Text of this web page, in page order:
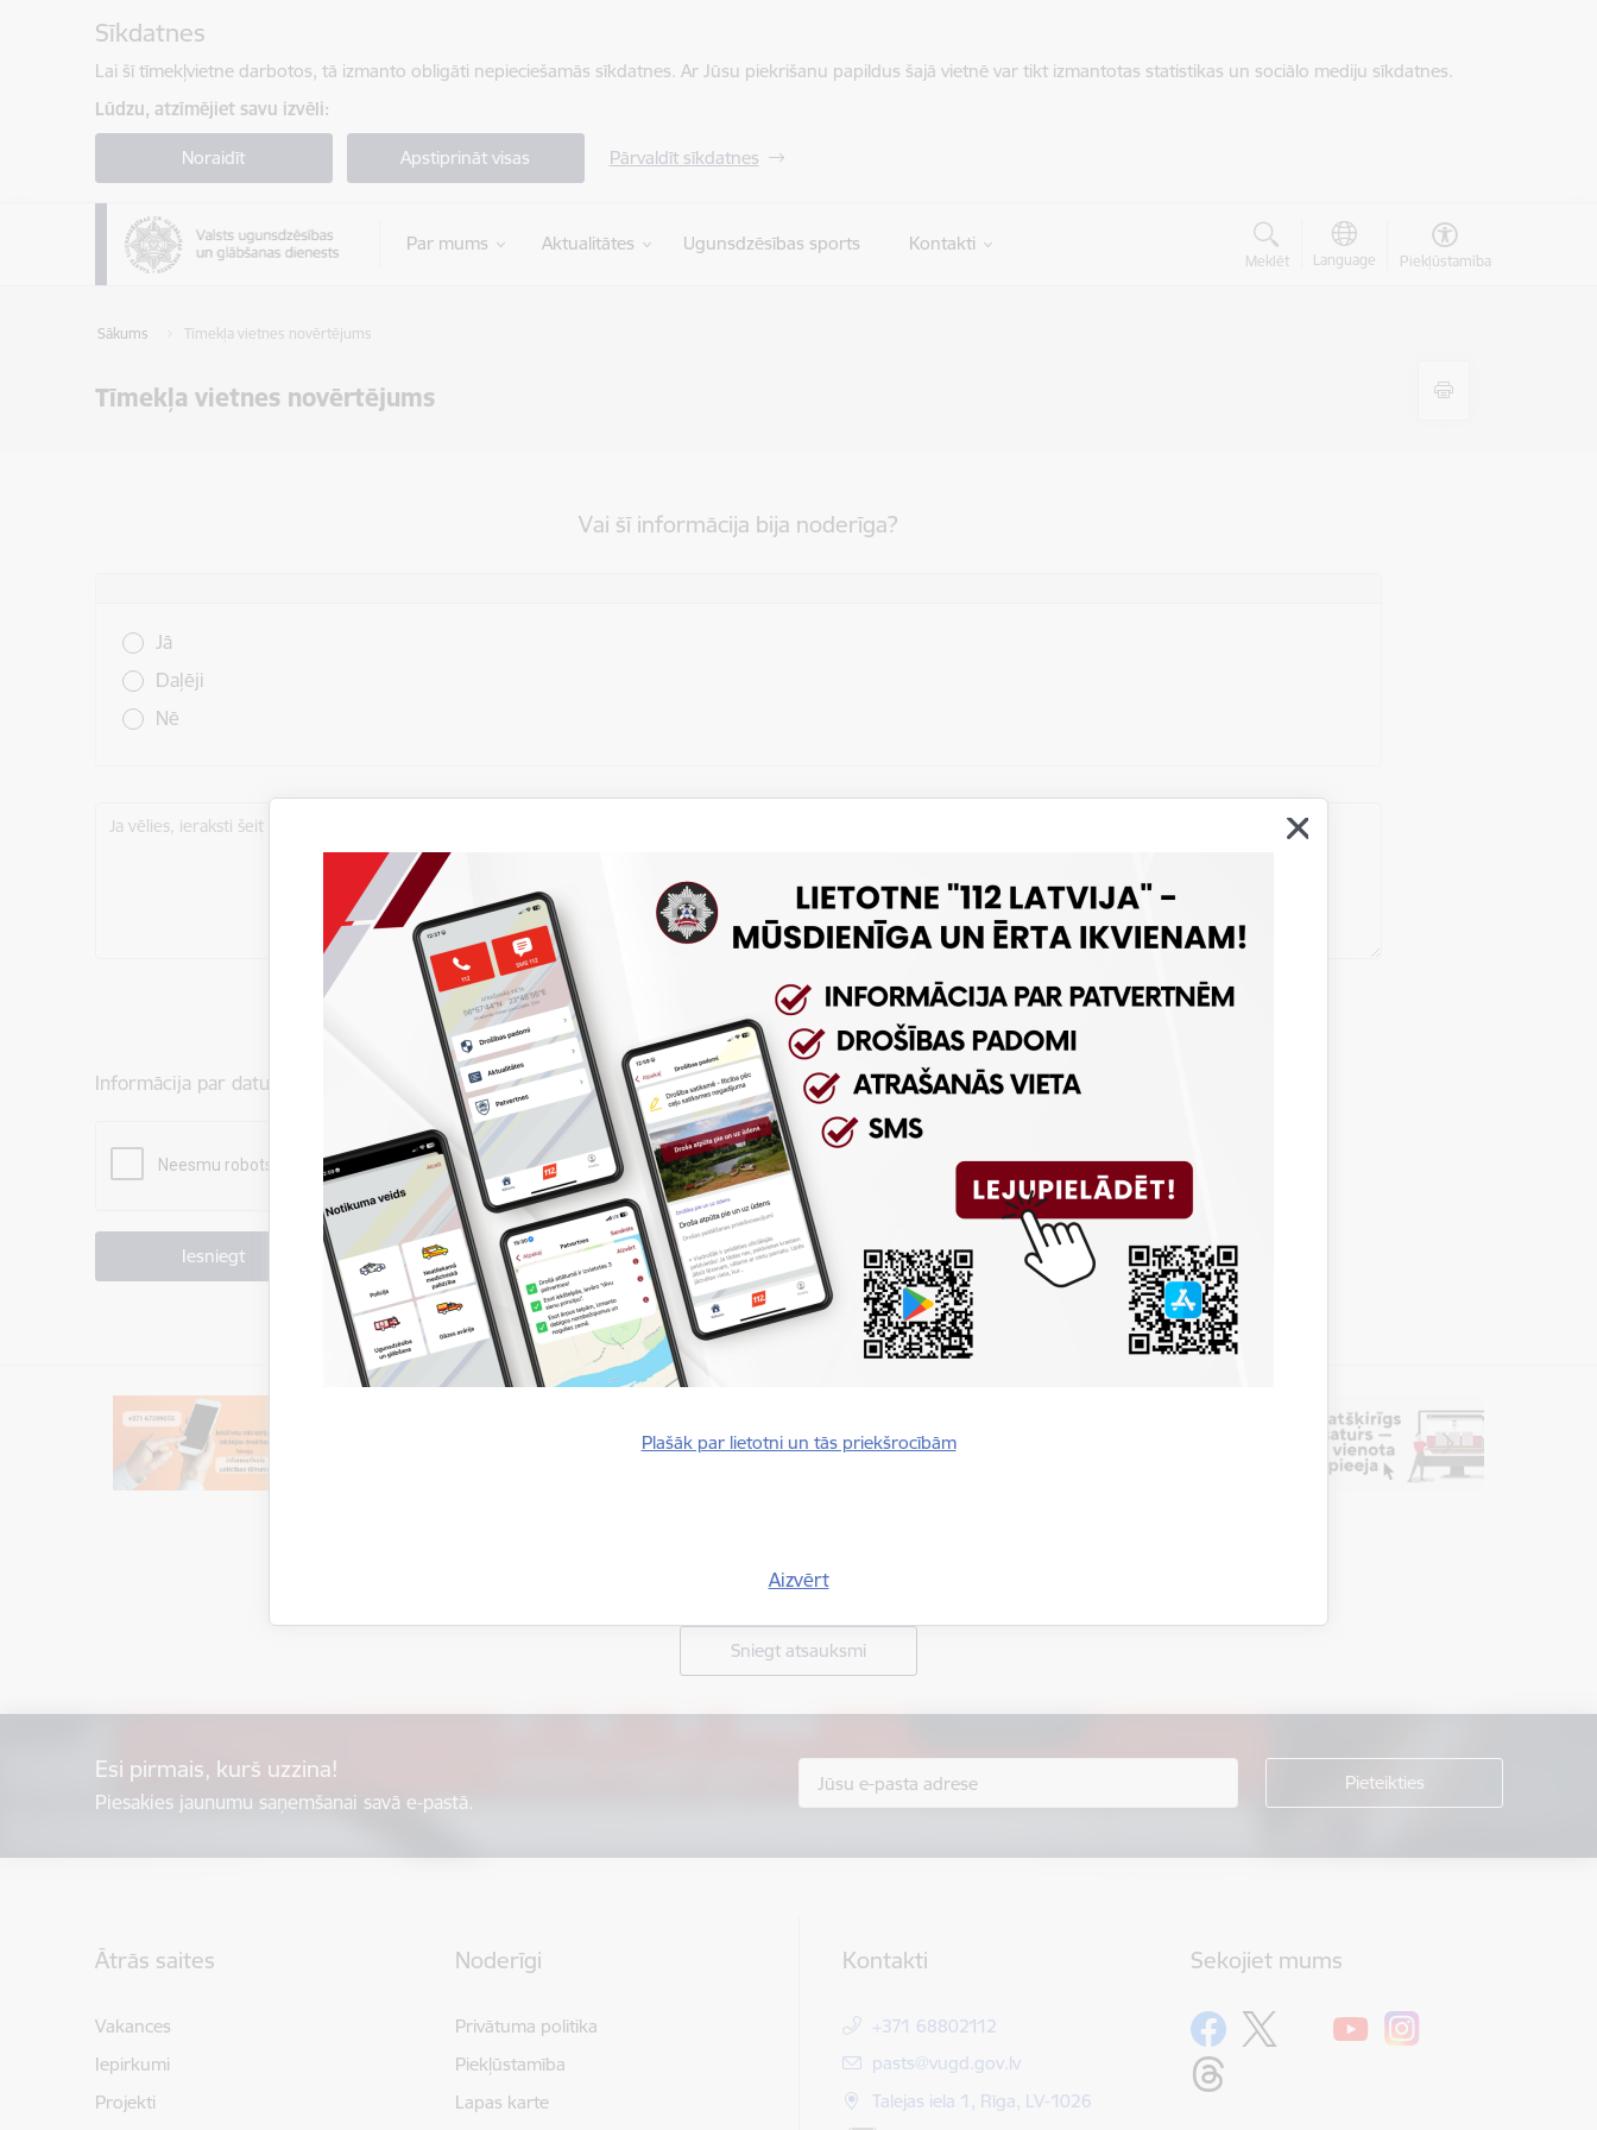
Sīkdatnes
Lai šī tīmekļvietne darbotos, tā izmanto obligāti nepieciešamās sīkdatnes. Ar Jūsu piekrišanu papildus šajā vietnē var tikt izmantotas statistikas un sociālo mediju sīkdatnes.
Lūdzu, atzīmējiet savu izvēli:
Noraidīt Apstiprināt visas Pārvaldīt sīkdatnes
Par mums Aktualitātes Ugunsdzēsības sports Kontakti
Meklēt Language Piekļūstamība
Sākums Tīmekļa vietnes novērtējums
Tīmekļa vietnes novērtējums
Plašāk par lietotni un tās priekšrocībām
Aizvērt
Vai šī informācija bija noderīga?
Jā
Daļēji
Nē
Ja vēlies, ieraksti šeit komentāru
Vēlos atstāt savu e-pastu saziņai
Informācija par datu apstrādi ir atrodama sadaļā:Privātuma politika
Vai šī informācija bija noderīga?
Sniegt atsauksmi
Esi pirmais, kurš uzzina!
Piesakies jaunumu saņemšanai savā e-pastā.
Ātrās saites
Vakances
Iepirkumi
Projekti
Noderīgi
Privātuma politika
Piekļūstamība
Lapas karte
Kontakti
+371 68802112
E-pasts:
pasts@vugd.gov.lv
Talejas iela 1, Rīga, LV-1026
Sekojiet mums